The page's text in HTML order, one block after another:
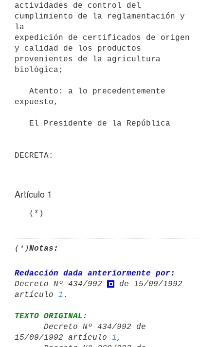
actividades de control del
cumplimiento de la reglamentación y
la
expedición de certificados de origen
y calidad de los productos
provenientes de la agricultura
biológica;
expuesto,
Artículo 1
   (*)
(*)Notas:
Redacción dada anteriormente por:
Decreto Nº 434/992
de 15/09/1992
artículo 1
TEXTO ORIGINAL:
15/09/1992 artículo 1 ,